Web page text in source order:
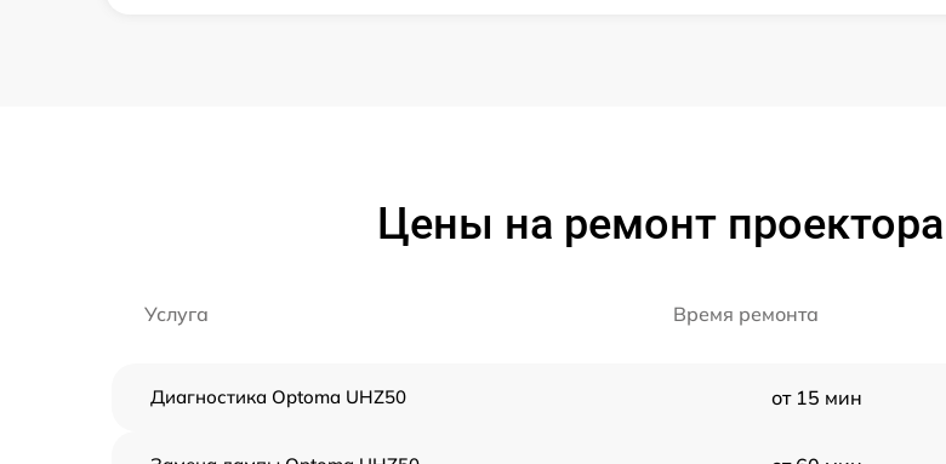
Цены на ремонт
Услуга Время ремонта
Диагностика Optoma UHZ50 от 15 мин